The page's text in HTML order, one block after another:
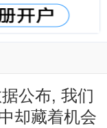
公布, 我们
却藏着机会